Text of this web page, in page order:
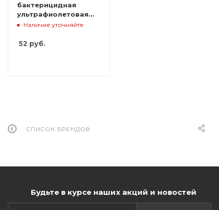
бактерицидная
ультрафиолетовая
PHILIPS TUV 30W G13
Наличие уточняйте
52 руб.
СПИСОК БРЕНДОВ
Будьте в курсе наших акций и новостей